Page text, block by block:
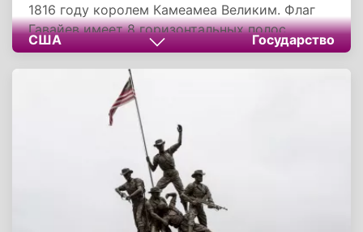
1816 году королем Камеамеа Великим. Флаг
Гавайев имеет 8 горизонтальных полос
синего, белого и красного цвета,
чередующихся между собой, а также флаг
Великобритании.
США Государство